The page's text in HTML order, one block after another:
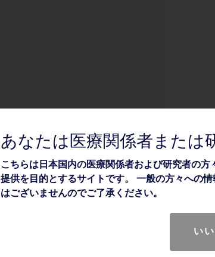
あなたは医療関係者または
こちらは日本国内の医療関係者および研究者の方
提供を目的とするサイトです。 一般の方々への
はございませんのでご了承ください。
いい